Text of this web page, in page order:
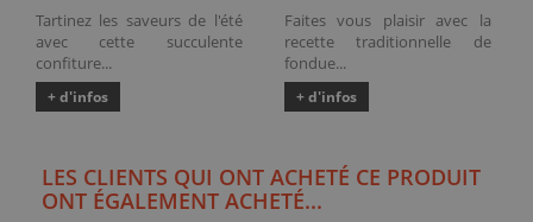
Tartinez les saveurs de l'été
avec cette succulente
confiture...
+ d'infos
Faites vous plaisir avec la
recette traditionnelle de
fondue...
+ d'infos
LES CLIENTS QUI ONT ACHETÉ CE PRODUIT
ONT ÉGALEMENT ACHETÉ...